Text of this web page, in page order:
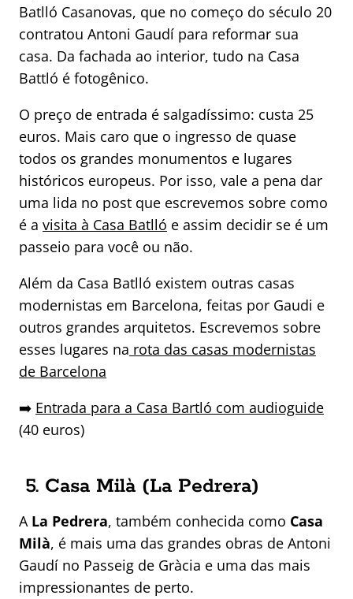
Batlló Casanovas, que no começo do século 20
contratou Antoni Gaudí para reformar sua
casa. Da fachada ao interior, tudo na Casa
Battló é fotogênico.
O preço de entrada é salgadíssimo: custa 25
euros. Mais caro que o ingresso de quase
todos os grandes monumentos e lugares
históricos europeus. Por isso, vale a pena dar
uma lida no post que escrevemos sobre como
é a visita à Casa Batlló e assim decidir se é um
passeio para você ou não.
Além da Casa Batlló existem outras casas
modernistas em Barcelona, feitas por Gaudi e
outros grandes arquitetos. Escrevemos sobre
esses lugares na rota das casas modernistas
de Barcelona
➡️ Entrada para a Casa Bartló com audioguide
(40 euros)
5. Casa Milà (La Pedrera)
A La Pedrera, também conhecida como Casa
Milà, é mais uma das grandes obras de Antoni
Gaudí no Passeig de Gràcia e uma das mais
impressionantes de perto.